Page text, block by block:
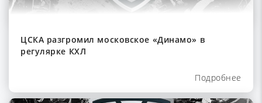
ЦСКА разгромил московское «Динамо» в
регулярке КХЛ
Подробнее